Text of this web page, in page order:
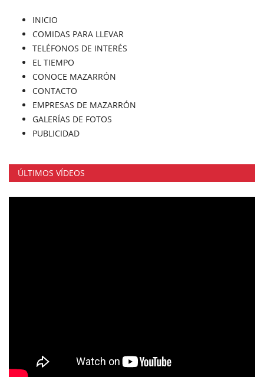
INICIO
COMIDAS PARA LLEVAR
TELÉFONOS DE INTERÉS
EL TIEMPO
CONOCE MAZARRÓN
CONTACTO
EMPRESAS DE MAZARRÓN
GALERÍAS DE FOTOS
PUBLICIDAD
ÚLTIMOS VÍDEOS